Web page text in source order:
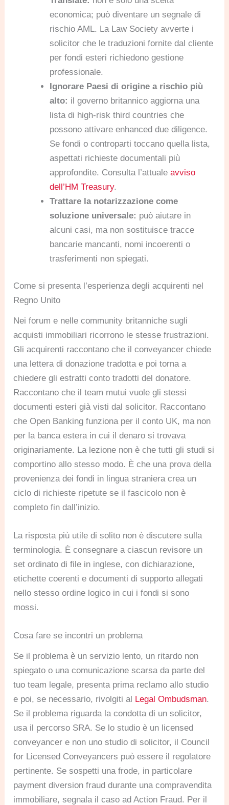
economica; può diventare un segnale di
rischio AML. La Law Society avverte i
solicitor che le traduzioni fornite dal cliente
per fondi esteri richiedono gestione
professionale.
Ignorare Paesi di origine a rischio più
alto: il governo britannico aggiorna una
lista di high-risk third countries che
possono attivare enhanced due diligence.
Se fondi o controparti toccano quella lista,
aspettati richieste documentali più
approfondite. Consulta l’attualeavviso
dell’HM Treasury.
Trattare la notarizzazione come
soluzione universale: può aiutare in
alcuni casi, ma non sostituisce tracce
bancarie mancanti, nomi incoerenti o
trasferimenti non spiegati.
Come si presenta l’esperienza degli acquirenti nel
Regno Unito
Nei forum e nelle community britanniche sugli
acquisti immobiliari ricorrono le stesse frustrazioni.
Gli acquirenti raccontano che il conveyancer chiede
una lettera di donazione tradotta e poi torna a
chiedere gli estratti conto tradotti del donatore.
Raccontano che il team mutui vuole gli stessi
documenti esteri già visti dal solicitor. Raccontano
che Open Banking funziona per il conto UK, ma non
per la banca estera in cui il denaro si trovava
originariamente. La lezione non è che tutti gli studi si
comportino allo stesso modo. È che una prova della
provenienza dei fondi in lingua straniera crea un
ciclo di richieste ripetute se il fascicolo non è
completo fin dall’inizio.
La risposta più utile di solito non è discutere sulla
terminologia. È consegnare a ciascun revisore un
set ordinato di file in inglese, con dichiarazione,
etichette coerenti e documenti di supporto allegati
nello stesso ordine logico in cui i fondi si sono
mossi.
Cosa fare se incontri un problema
Se il problema è un servizio lento, un ritardo non
spiegato o una comunicazione scarsa da parte del
tuo team legale, presenta prima reclamo allo studio
e poi, se necessario, rivolgiti al Legal Ombudsman.
Se il problema riguarda la condotta di un solicitor,
usa il percorso SRA. Se lo studio è un licensed
conveyancer e non uno studio di solicitor, il Council
for Licensed Conveyancers può essere il regolatore
pertinente. Se sospetti una frode, in particolare
payment diversion fraud durante una compravendita
immobiliare, segnala il caso ad Action Fraud. Per il